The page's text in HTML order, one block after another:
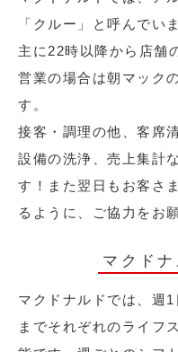
「クルー」と呼んでい
主に22時以降から店舗
営業の場合は朝マック
す。
接客・調理の他、客席
設備の洗浄、売上集計
す！また翌日もお客さ
るように、ご協力をお
マクド
マクドナルドでは、週
までそれぞれのライフ